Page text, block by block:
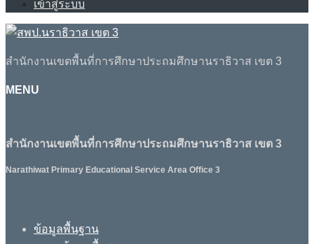
เข้าสู่ระบบ
สำนักงานเขตพื้นที่การศึกษาประถมศึกษานราธิวาส เขต 3
MENU
สำนักงานเขตพื้นที่การศึกษาประถมศึกษานราธิวาส เขต 3
Narathiwat Primary Educational Service Area Office 3
ข้อมูลพื้นฐาน